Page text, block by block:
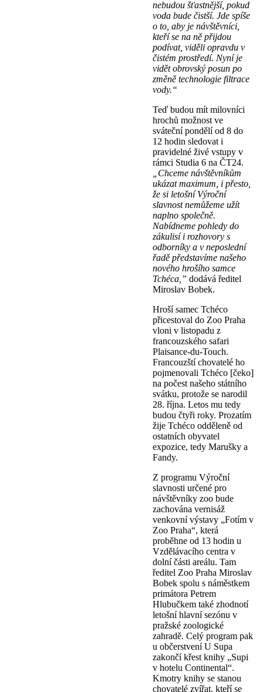
nebudou šťastnější, pokud
voda bude čistší. Jde spíše
o to, aby je návštěvníci,
kteří se na ně přijdou
podívat, viděli opravdu v
čistém prostředí. Nyní je
vidět obrovský posun po
změně technologie filtrace
vody.“
Teď budou mít milovníci
hrochů možnost ve
sváteční pondělí od 8 do
12 hodin sledovat i
pravidelné živé vstupy v
rámci Studia 6 na ČT24.
„Chceme návštěvníkům
ukázat maximum, i přesto,
že si letošní Výroční
slavnost nemůžeme užít
naplno společně.
Nabídneme pohledy do
zákulisí i rozhovory s
odborníky a v neposlední
řadě představíme našeho
nového hrošího samce
Tchéca,” dodává ředitel
Miroslav Bobek.
Hroší samec Tchéco
přicestoval do Zoo Praha
vloni v listopadu z
francouzského safari
Plaisance-du-Touch.
Francouzští chovatelé ho
pojmenovali Tchéco [čeko]
na počest našeho státního
svátku, protože se narodil
28. října. Letos mu tedy
budou čtyři roky. Prozatím
žije Tchéco odděleně od
ostatních obyvatel
expozice, tedy Marušky a
Fandy.
Z programu Výroční
slavnosti určené pro
návštěvníky zoo bude
zachována vernisáž
venkovní výstavy „Fotím v
Zoo Praha“, která
proběhne od 13 hodin u
Vzdělávacího centra v
dolní části areálu. Tam
ředitel Zoo Praha Miroslav
Bobek spolu s náměstkem
primátora Petrem
Hlubučkem také zhodnotí
letošní hlavní sezónu v
pražské zoologické
zahradě. Celý program pak
u občerstvení U Supa
zakončí křest knihy „Supi
v hotelu Continental“.
Kmotry knihy se stanou
chovatelé zvířat, kteří se